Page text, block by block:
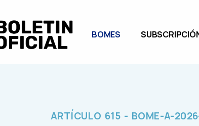
BOMES
ARTÍCULO 615 - BOME-A-